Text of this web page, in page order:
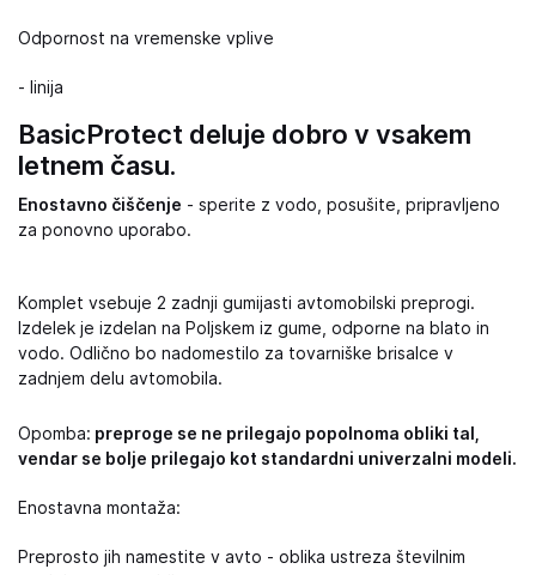
Odpornost na vremenske vplive
- linija
BasicProtect deluje dobro v vsakem
letnem času.
Enostavno čiščenje - sperite z vodo, posušite, pripravljeno
za ponovno uporabo.
Komplet vsebuje 2 zadnji gumijasti avtomobilski preprogi.
Izdelek je izdelan na Poljskem iz gume, odporne na blato in
vodo. Odlično bo nadomestilo za tovarniške brisalce v
zadnjem delu avtomobila.
Opomba: preproge se ne prilegajo popolnoma obliki tal,
vendar se bolje prilegajo kot standardni univerzalni modeli.
Enostavna montaža:
Preprosto jih namestite v avto - oblika ustreza številnim